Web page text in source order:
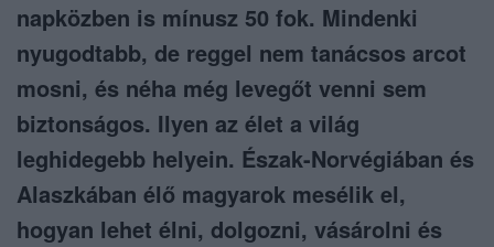
napközben is mínusz 50 fok. Mindenki
nyugodtabb, de reggel nem tanácsos arcot
mosni, és néha még levegőt venni sem
biztonságos. Ilyen az élet a világ
leghidegebb helyein. Észak-Norvégiában és
Alaszkában élő magyarok mesélik el,
hogyan lehet élni, dolgozni, vásárolni és